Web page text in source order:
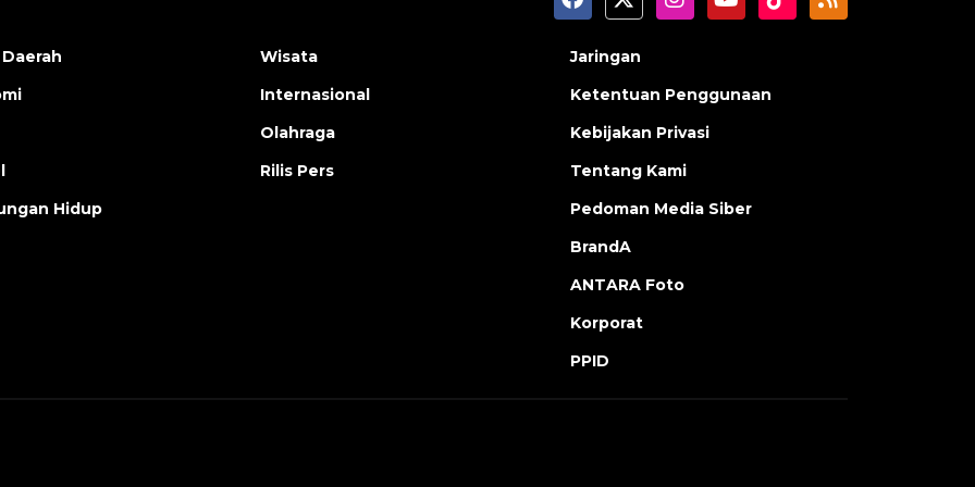
Hidup
Wisata
Internasional
Olahraga
Rilis Pers
Jaringan
Ketentuan Penggunaan
Kebijakan Privasi
Tentang Kami
Pedoman Media Siber
BrandA
ANTARA Foto
Korporat
PPID